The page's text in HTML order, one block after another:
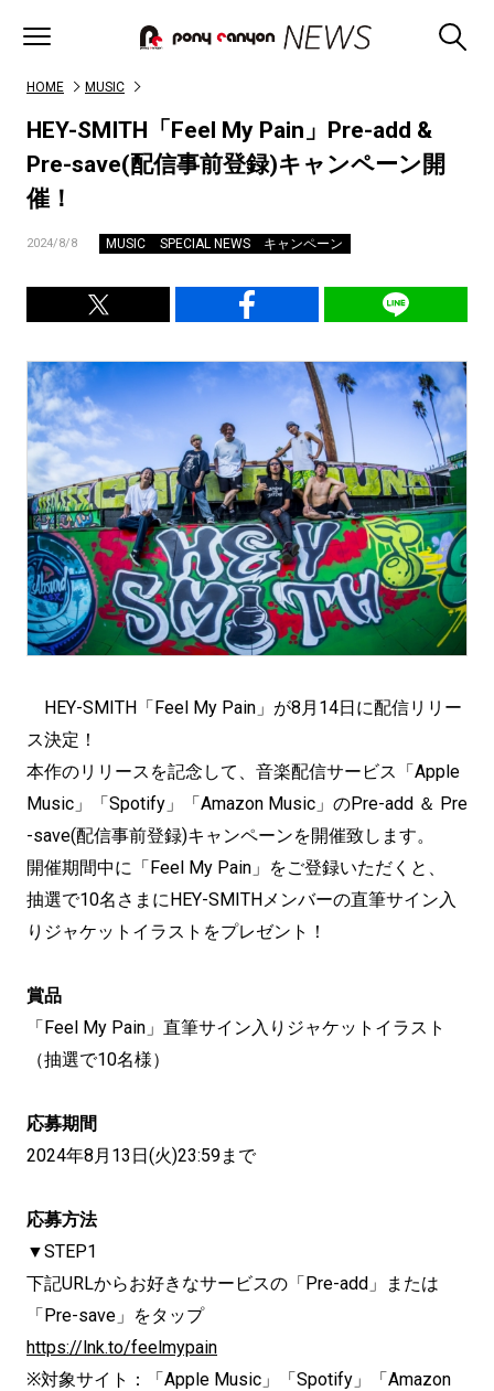
HOME MUSIC
HEY-SMITH「Feel My Pain」Pre-add &
Pre-save(配信事前登録)キャンペーン開
催！
2024/8/8 MUSIC SPECIAL NEWS キャンペーン
HEY-SMITH「Feel My Pain」が8月14日に配信リリー
ス決定！
本作のリリースを記念して、音楽配信サービス「Apple
Music」「Spotify」「Amazon Music」のPre-add ＆ Pre
-save(配信事前登録)キャンペーンを開催致します。
開催期間中に「Feel My Pain」をご登録いただくと、
抽選で10名さまにHEY-SMITHメンバーの直筆サイン入
りジャケットイラストをプレゼント！
賞品
「Feel My Pain」直筆サイン入りジャケットイラスト
（抽選で10名様）
応募期間
2024年8月13日(火)23:59まで
応募方法
▼STEP1
下記URLからお好きなサービスの「Pre-add」または
「Pre-save」をタップ
https://lnk.to/feelmypain
※対象サイト：「Apple Music」「Spotify」「Amazon